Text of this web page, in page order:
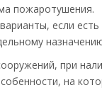
пожаротушения.
если есть
при
на